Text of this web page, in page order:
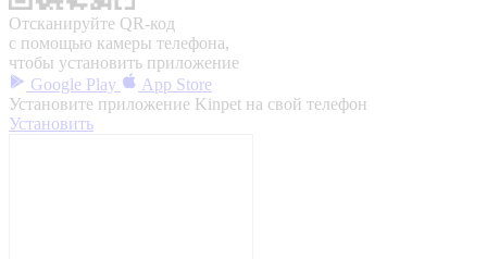
Отсканируйте QR-код
с помощью камеры телефона,
чтобы установить приложение
Google Play
App Store
Установите приложение Kinpet на свой телефон
Установить